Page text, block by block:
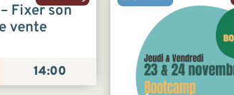
Fixer son
vente
14:00